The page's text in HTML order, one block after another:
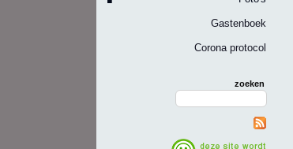
Gastenboek
Corona protocol
zoeken